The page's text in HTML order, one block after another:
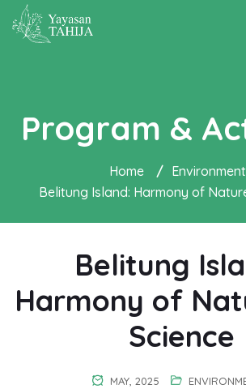
Program &
Home / Environment
Belitung Island: Harmony of
Belitung
Harmony of
Science
MAY, 2025